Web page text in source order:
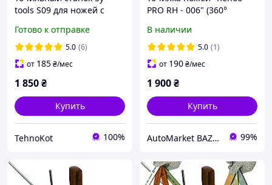
tools S09 для ножей с
+ 4 алмазных бруска
Готово к отправке
5.0 (6)
от 185₴/мес
1 850₴
Купить
TehnoKot 100%
PRO RH - 006" (360°
бруска)
В наличии
5.0 (1)
от 190₴/мес
1 900₴
Купить
AutoMarket BAZAR 99%